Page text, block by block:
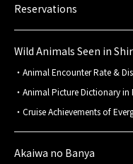
Reservations
Wild Animals Seen in
Animal Encounter Rate &
Animal Picture Dictionary in
Cruise Achievements of
Akaiwa no Banya